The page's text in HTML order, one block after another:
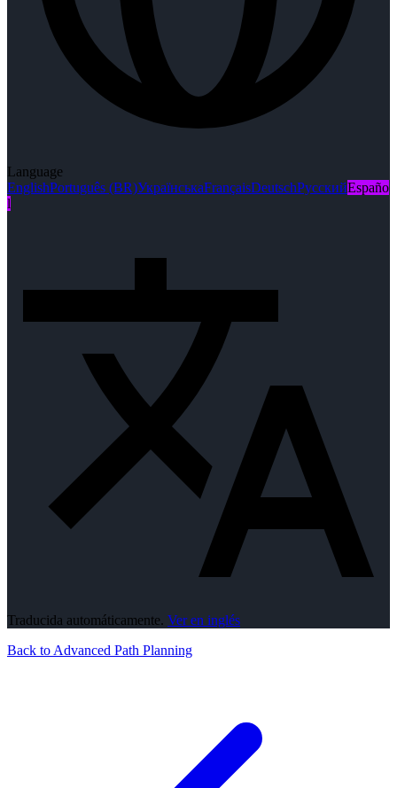
Language
EnglishPortuguês (BR)УкраїнськаFrançaisDeutschРусскийEspaño
l
Traducida automáticamente. Ver en inglés
Back to Advanced Path Planning